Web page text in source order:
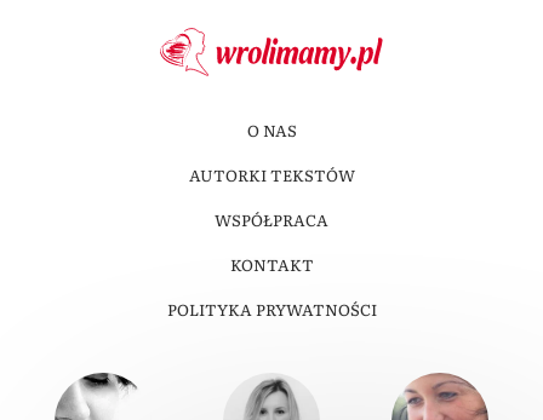
O NAS
AUTORKI TEKSTÓW
WSPÓŁPRACA
KONTAKT
POLITYKA PRYWATNOŚCI